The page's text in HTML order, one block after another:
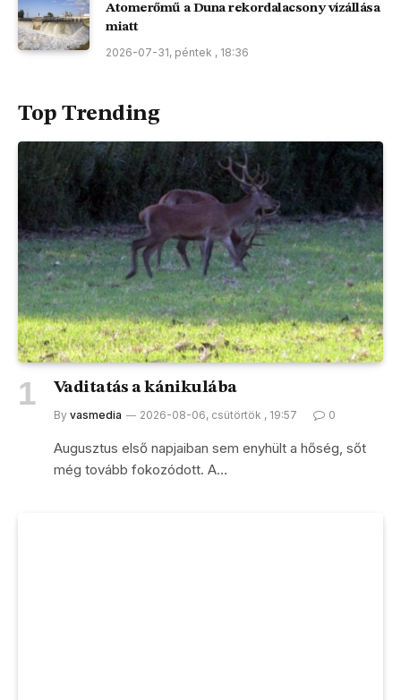
Atomerőmű a Duna rekordalacsony vízállása
miatt
2026-07-31, péntek , 18:36
Top Trending
Vaditatás a kánikulába
By vasmedia 2026-08-06, csütörtök , 19:57 0
Augusztus első napjaiban sem enyhült a hőség, sőt
még tovább fokozódott. A…